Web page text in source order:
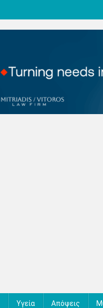
Υγεία Απόψεις